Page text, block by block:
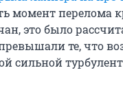
момент перелома
это было
те, что
сильной